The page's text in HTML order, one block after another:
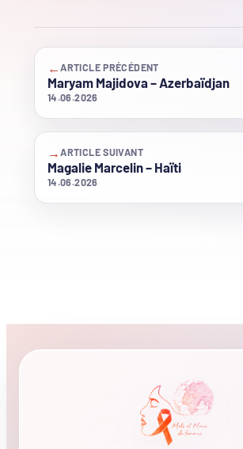
←ARTICLE PRÉCÉDENT
Maryam Majidova – Azerbaïdjan
14.06.2026
→ARTICLE SUIVANT
Magalie Marcelin – Haïti
14.06.2026